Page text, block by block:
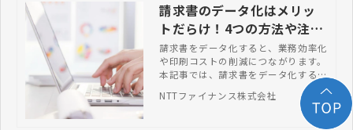
請求書のデータ化はメリッ
トだらけ！4つの方法や注意
点を総まとめ
請求書をデータ化すると、業務効率化
や印刷コストの削減につながります。
本記事では、請求書をデータ化するメ
リットや具体的な4つの方法、注意点
などを解説します。
NTTファイナンス株式会社